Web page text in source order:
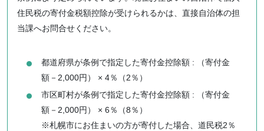
住民税の寄付金税額控除が受けられるかは、直接自治体の担
当課へお問合せください。
都道府県が条例で指定した寄付金控除額 : （寄付金
額－2,000円） × 4％（2％）
市区町村が条例で指定した寄付金控除額 : （寄付金
額－2,000円） × 6％（8％）
※札幌市にお住まいの方が寄付した場合、道民税2％